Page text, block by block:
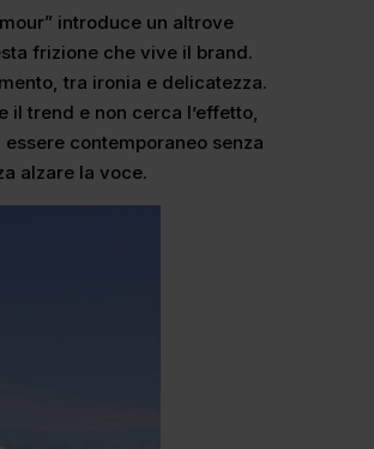
introduce un altrove
frizione che vive il brand.
tra ironia e delicatezza.
il trend e non cerca l’effetto,
contemporaneo senza
alzare la voce.